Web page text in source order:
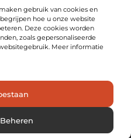
gebruik van cookies en
hoe u onze website
Deze cookies worden
zoals gepersonaliseerde
Meer informatie
(EU)
All Right Reserved.